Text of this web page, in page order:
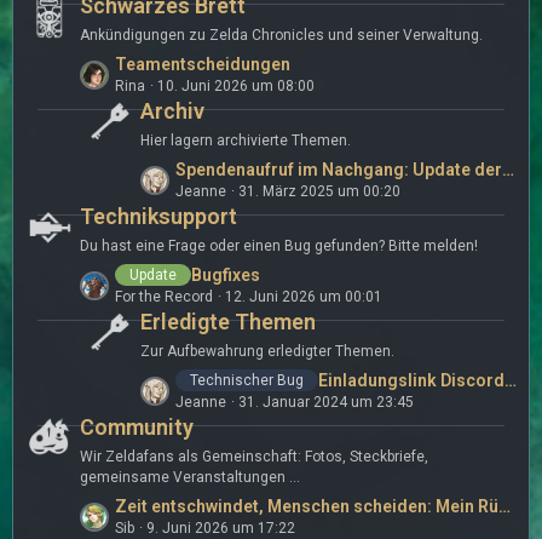
e
i
r
Schwarzes Brett
Ankündigungen zu Zelda Chronicles und seiner Verwaltung.
L
e
t
B
t
Teamentscheidungen
Rina 10. Juni 2026 um 08:00
Archiv
Hier lagern archivierte Themen.
L
e
t
z
t
e
B
t
ä
g
e
Spendenaufruf im Nachgang: Update der Forensoftware
Jeanne 31. März 2025 um 00:20
Techniksupport
Du hast eine Frage oder einen Bug gefunden? Bitte melden!
L
e
t
B
r
Update Bugfixes
For the Record 12. Juni 2026 um 00:01
Erledigte Themen
Zur Aufbewahrung erledigter Themen.
L
e
t
z
t
e
B
Technischer Bug Einladungslink Discord ungültig
Jeanne 31. Januar 2024 um 23:45
Community
Wir Zeldafans als Gemeinschaft: Fotos, Steckbriefe,
gemeinsame Veranstaltungen ...
L
e
Zeit entschwindet, Menschen scheiden: Mein Rücktritt aus dem ZC-Team
Sib 9. Juni 2026 um 17:22